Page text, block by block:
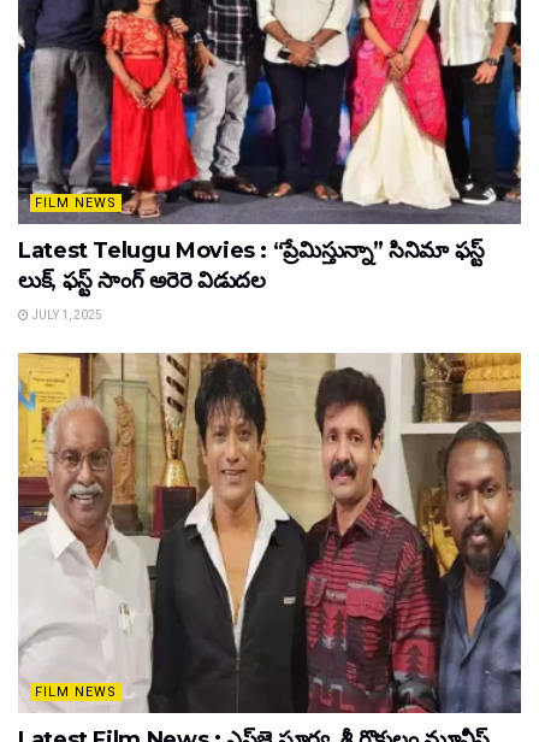
FILM NEWS
Latest Telugu Movies : “ప్రేమిస్తున్నా” సినిమా ఫస్ట్
లుక్, ఫస్ట్ సాంగ్ అరెరె విడుదల
JULY 1, 2025
FILM NEWS